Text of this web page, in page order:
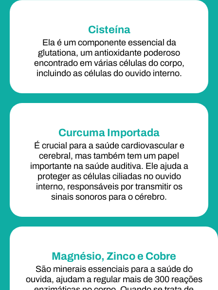
Cisteína
Ela é um componente essencial da
glutationa, um antioxidante poderoso
encontrado em várias células do corpo,
incluindo as células do ouvido interno.
Curcuma Importada
É crucial para a saúde cardiovascular e
cerebral, mas também tem um papel
importante na saúde auditiva. Ele ajuda a
proteger as células ciliadas no ouvido
interno, responsáveis por transmitir os
sinais sonoros para o cérebro.
Magnésio, Zinco e Cobre
São minerais essenciais para a saúde do
ouvida, ajudam a regular mais de 300 reações